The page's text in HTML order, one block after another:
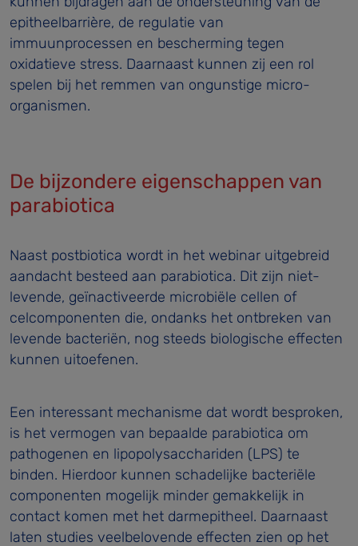
epitheelbarrière, de regulatie van
immuunprocessen en bescherming tegen
oxidatieve stress. Daarnaast kunnen zij een rol
spelen bij het remmen van ongunstige micro-
organismen.
De bijzondere eigenschappen van
parabiotica
Naast postbiotica wordt in het webinar uitgebreid
aandacht besteed aan parabiotica. Dit zijn niet-
levende, geïnactiveerde microbiële cellen of
celcomponenten die, ondanks het ontbreken van
levende bacteriën, nog steeds biologische effecten
kunnen uitoefenen.
Een interessant mechanisme dat wordt besproken,
is het vermogen van bepaalde parabiotica om
pathogenen en lipopolysacchariden (LPS) te
binden. Hierdoor kunnen schadelijke bacteriële
componenten mogelijk minder gemakkelijk in
contact komen met het darmepitheel. Daarnaast
laten studies veelbelovende effecten zien op het